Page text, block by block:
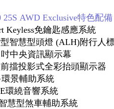
25S AWD Exclusive特色配備
Keyless免鑰匙感應系統
智慧型頭燈 (ALH)附行人
中央資訊顯示幕
擋投影式全彩抬頭顯示器
環景輔助系統
環繞音響系統
慧型煞車輔助系統